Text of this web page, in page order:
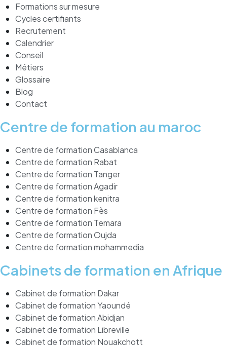
Formations sur mesure
Cycles certifiants
Recrutement
Calendrier
Conseil
Métiers
Glossaire
Blog
Contact
Centre de formation au maroc
Centre de formation Casablanca
Centre de formation Rabat
Centre de formation Tanger
Centre de formation Agadir
Centre de formation kenitra
Centre de formation Fès
Centre de formation Temara
Centre de formation Oujda
Centre de formation mohammedia
Cabinets de formation en Afrique
Cabinet de formation Dakar
Cabinet de formation Yaoundé
Cabinet de formation Abidjan
Cabinet de formation Libreville
Cabinet de formation Nouakchott